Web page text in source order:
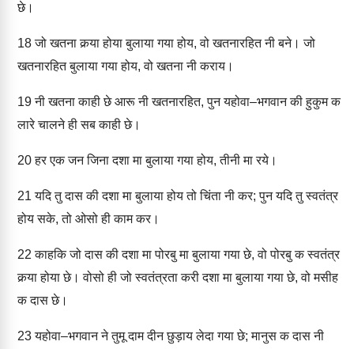
छे।
18जो खतना कर्‍या होया बुलाया गया होय, वो खतनारहित नी बने। जो
खतनारहित बुलाया गया होय, वो खतना नी कराय।
19नी खतना काही छे आरू नी खतनारहित, पुन यहोवा–भगवान की हुकुम क
लारे चालने ही सब काही छे।
20हर एक जन जिना दशा मा बुलाया गया होय, तीनी मा रये।
21 यदि तु दास की दशा मा बुलाया होय तो चिंता नी कर; पुन यदि तु स्वतंत्र
होय सके, तो ओसो ही काम कर।
22 काहकि जो दास की दशा मा पोरबु मा बुलाया गया छे, वो पोरबु क स्वतंत्र
कर्‍या होया छे। वोसो ही जो स्वतंत्रता करी दशा मा बुलाया गया छे, वो मसीह
क दास छे।
23यहोवा–भगवान ने तुमू दाम दीन छुड़ाय लेदा गया छे; मानुस क दास नी